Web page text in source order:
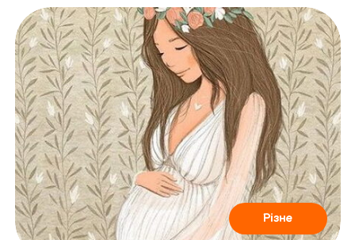
Різне